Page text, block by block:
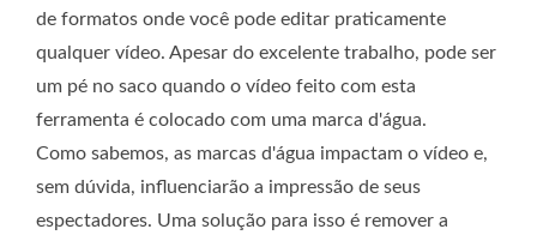
de formatos onde você pode editar praticamente
qualquer vídeo. Apesar do excelente trabalho, pode ser
um pé no saco quando o vídeo feito com esta
ferramenta é colocado com uma marca d'água.
Como sabemos, as marcas d'água impactam o vídeo e,
sem dúvida, influenciarão a impressão de seus
espectadores. Uma solução para isso é remover a